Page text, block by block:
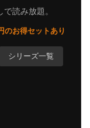
読み放題。
のお得セットあり
シリーズ一覧